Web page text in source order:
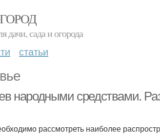
дачи, сада и огорода
статьи
народными средствами.
рассмотреть наиболее